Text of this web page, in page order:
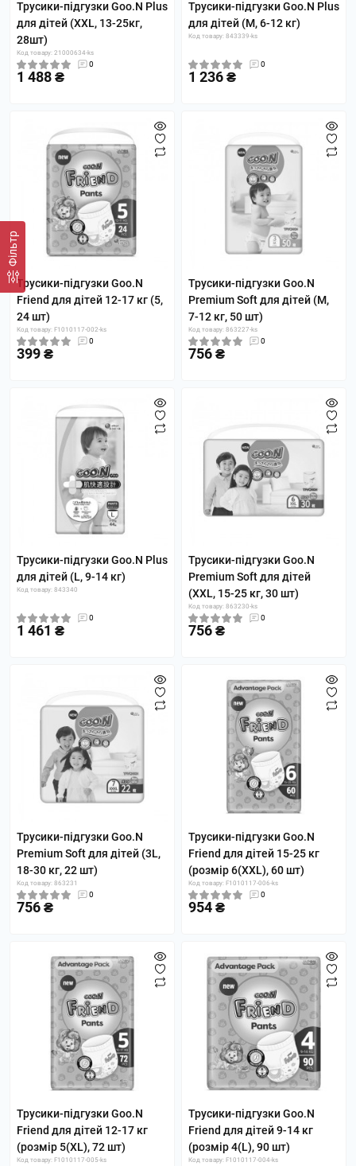
Фільтр
Трусики-підгузки Goo.N Plus
для дітей (XXL, 13-25кг,
28шт)
Код товару: 21000634-ks
0
1 488 ₴
Трусики-підгузки Goo.N Plus
для дітей (M, 6-12 кг)
Код товару: 843339-ks
0
1 236 ₴
Трусики-підгузки Goo.N
Friend для дітей 12-17 кг (5,
24 шт)
Код товару: F1010117-002-ks
0
399 ₴
Трусики-підгузки Goo.N
Premium Soft для дітей (M,
7-12 кг, 50 шт)
Код товару: 863227-ks
0
756 ₴
Трусики-підгузки Goo.N Plus
для дітей (L, 9-14 кг)
Код товару: 843340
0
1 461 ₴
Трусики-підгузки Goo.N
Premium Soft для дітей
(XXL, 15-25 кг, 30 шт)
Код товару: 863230-ks
0
756 ₴
Трусики-підгузки Goo.N
Premium Soft для дітей (3L,
18-30 кг, 22 шт)
Код товару: 863231
0
756 ₴
Трусики-підгузки Goo.N
Friend для дітей 15-25 кг
(розмір 6(XXL), 60 шт)
Код товару: F1010117-006-ks
0
954 ₴
Трусики-підгузки Goo.N
Friend для дітей 12-17 кг
(розмір 5(XL), 72 шт)
Код товару: F1010117-005-ks
Трусики-підгузки Goo.N
Friend для дітей 9-14 кг
(розмір 4(L), 90 шт)
Код товару: F1010117-004-ks